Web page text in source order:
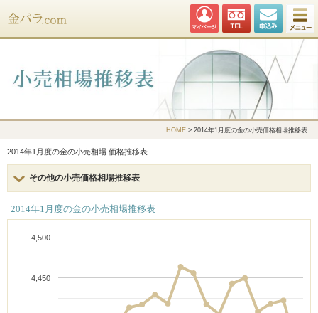
HOME > 2014年1月度の金の小売価格相場推移表
2014年1月度の金の小売相場 価格推移表
その他の小売価格相場推移表
2014年1月度の金の小売相場推移表
4,450
4,500